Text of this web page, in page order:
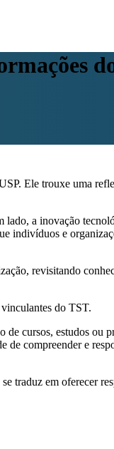
Ele trouxe uma
lado, a inovação
indivíduos e
revisitando
vinculantes do TST.
cursos, estudos ou
de compreender e
traduz em oferecer